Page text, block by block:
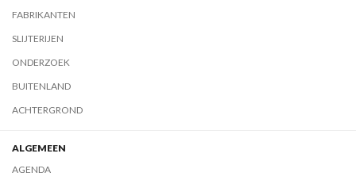
FABRIKANTEN
SLIJTERIJEN
ONDERZOEK
BUITENLAND
ACHTERGROND
ALGEMEEN
AGENDA